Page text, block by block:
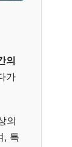
의
가
의
, 특